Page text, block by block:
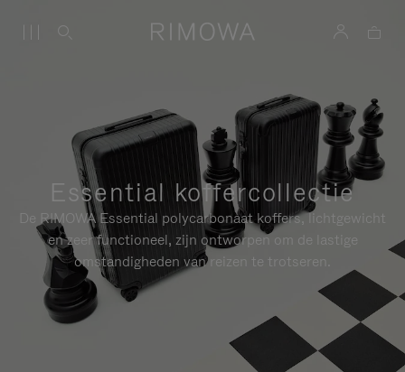
Essential koffercollectie
De RIMOWA Essential polycarbonaat koffers, lichtgewicht
en zeer functioneel, zijn ontworpen om de lastige
omstandigheden van reizen te trotseren.